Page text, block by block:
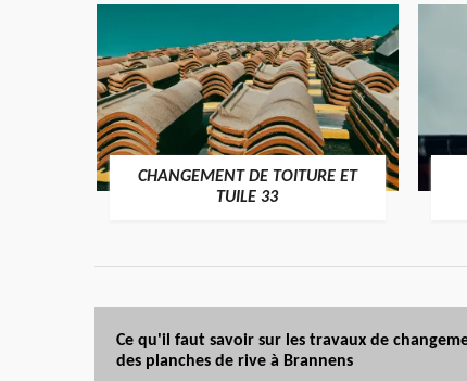
CHANGEMENT DE TOITURE ET
TUILE 33
Ce qu'il faut savoir sur les travaux de
des planches de rive à Brannens